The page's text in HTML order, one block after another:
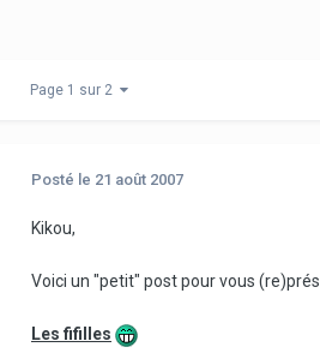
Page 1 sur 2
Posté le 21 août 2007
Kikou,
Voici un "petit" post pour vous
Les fifilles